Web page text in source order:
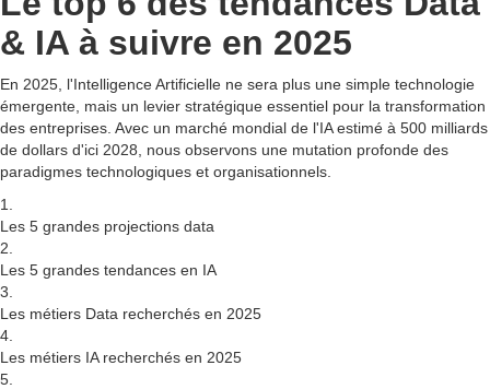
& IA à suivre en 2025
En 2025, l'Intelligence Artificielle ne sera plus une simple technologie
émergente, mais un levier stratégique essentiel pour la transformation
des entreprises. Avec un marché mondial de l'IA estimé à 500 milliards
de dollars d'ici 2028, nous observons une mutation profonde des
paradigmes technologiques et organisationnels.
1.
Les 5 grandes projections data
2.
Les 5 grandes tendances en IA
3.
Les métiers Data recherchés en 2025
4.
Les métiers IA recherchés en 2025
5.